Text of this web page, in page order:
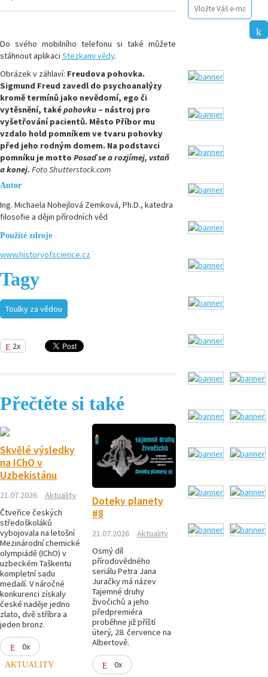
Do svého mobilního telefonu si také můžete
stáhnout aplikaci Stezkami vědy.
Obrázek v záhlaví: Freudova pohovka.
Sigmund Freud zavedl do psychoanalýzy
kromě termínů jako nevědomí, ego či
vytěsnění, taképohovku – nástroj pro
vyšetřování pacientů. Město Příbor mu
vzdalo hold pomníkem ve tvaru pohovky
před jeho rodným domem. Na podstavci
pomníku je motto Posaď se a rozjímej, vstaň
a konej. Foto Shutterstock.com
Autor
Ing. Michaela Nohejlová Zemková, Ph.D., katedra
filosofie a dějin přírodních věd
Použité zdroje
www.historyofscience.cz
Tagy
Toulky za vědou
2x
Přečtěte si také
Skvělé výsledky
na IChO v
Uzbekistánu
21.07.2026
Aktuality
Čtveřice českých
středoškoláků
vybojovala na letošní
Mezinárodní chemické
olympiádě (IChO) v
uzbeckém Taškentu
kompletní sadu
medailí. V náročné
konkurenci získaly
české naděje jedno
zlato, dvě stříbra a
jeden bronz.
0x
AKTUALITY
Doteky planety
#8
21.07.2026
Aktuality
Osmý díl
přírodovědného
seriálu Petra Jana
Juračky má název
Tajemné druhy
živočichů a jeho
předpremiéra
proběhne již příští
úterý, 28. července na
Albertově.
0x